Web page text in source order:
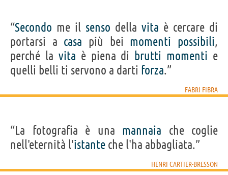
“Secondo me il senso della vita è cercare di
portarsi a casa più bei momenti possibili,
perché la vita è piena di brutti momenti e
quelli belli ti servono a darti forza.”
FABRI FIBRA
“La fotografia è una mannaia che coglie
nell'eternità l'istante che l'ha abbagliata.”
HENRI CARTIER-BRESSON